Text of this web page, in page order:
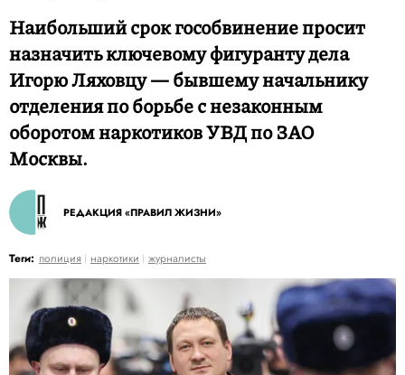
Наибольший срок гособвинение просит
назначить ключевому фигуранту дела
Игорю Ляховцу — бывшему начальнику
отделения по борьбе с незаконным
оборотом наркотиков УВД по ЗАО
Москвы.
РЕДАКЦИЯ «ПРАВИЛ ЖИЗНИ»
Теги: полиция наркотики журналисты